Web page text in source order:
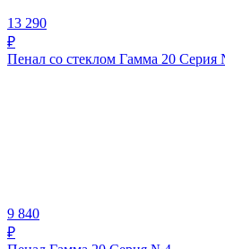
13 290
₽
Пенал со стеклом Гамма 20 Серия
9 840
₽